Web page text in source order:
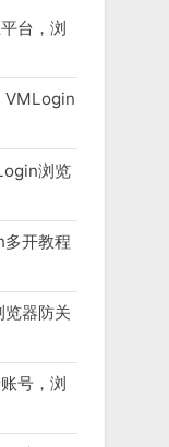
台，浏
VMLogin
浏览
开教程
器防关
号，浏